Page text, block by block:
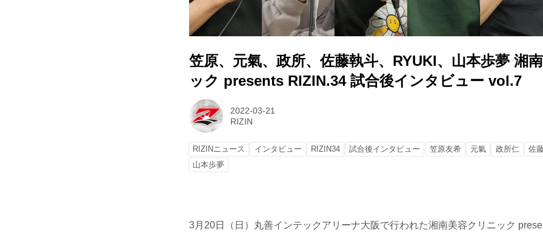
笠原、元氣、政所、佐藤執斗、RYUKI、山本歩夢 湘
ック presents RIZIN.34 試合後インタビュー vol.7
2022-03-21
RIZIN
RIZINニュース インタビュー RIZIN34 試合後インタビュー 笠原友希 元氣 政所仁 佐
山本歩夢
3月20日（日）丸善インテックアリーナ大阪で行われた湘南美容クリニック